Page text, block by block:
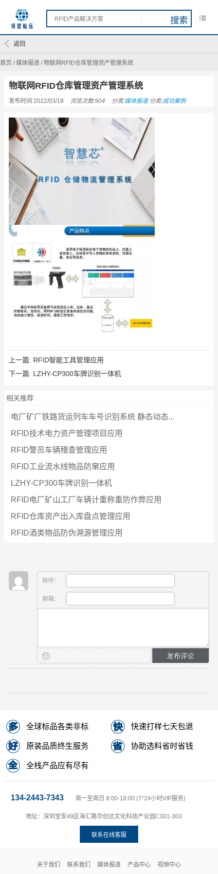
首页 /媒体报道 /物联网RFID仓库管理资产管理系统
返回
物联网RFID仓库管理资产管理系统
发布时间:2022/03/18 浏览次数:904 分类:媒体报道分类:成功案例
上一篇: RFID智能工具管理应用
下一篇: LZHY-CP300车牌识别一体机
相关推荐
电厂矿厂铁路货运列车车号识别系统 静态动态...
RFID技术电力资产管理项目应用
RFID警员车辆稽查管理应用
RFID工业流水线物品防窜应用
LZHY-CP300车牌识别一体机
RFID电厂矿山工厂车辆计重称重防作弊应用
RFID仓库资产出入库盘点管理应用
RFID酒类物品防伪溯源管理应用
称呼：
邮箱：
全球标品各类非标 快速打样七天包退
原装品质终生服务 协助选料省时省钱
全栈产品应有尽有
134-2443-7343 周一至周日 8:00-18:00 (7*24小时VIP服务)
地址：深圳宝安49区海汇路华创达文化科技产业园C301-303
联系在线客服
关于我们 联系我们 媒体报道 产品中心 视频中心